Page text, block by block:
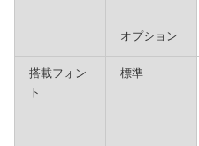
オプション
搭載フォン
ト
標準